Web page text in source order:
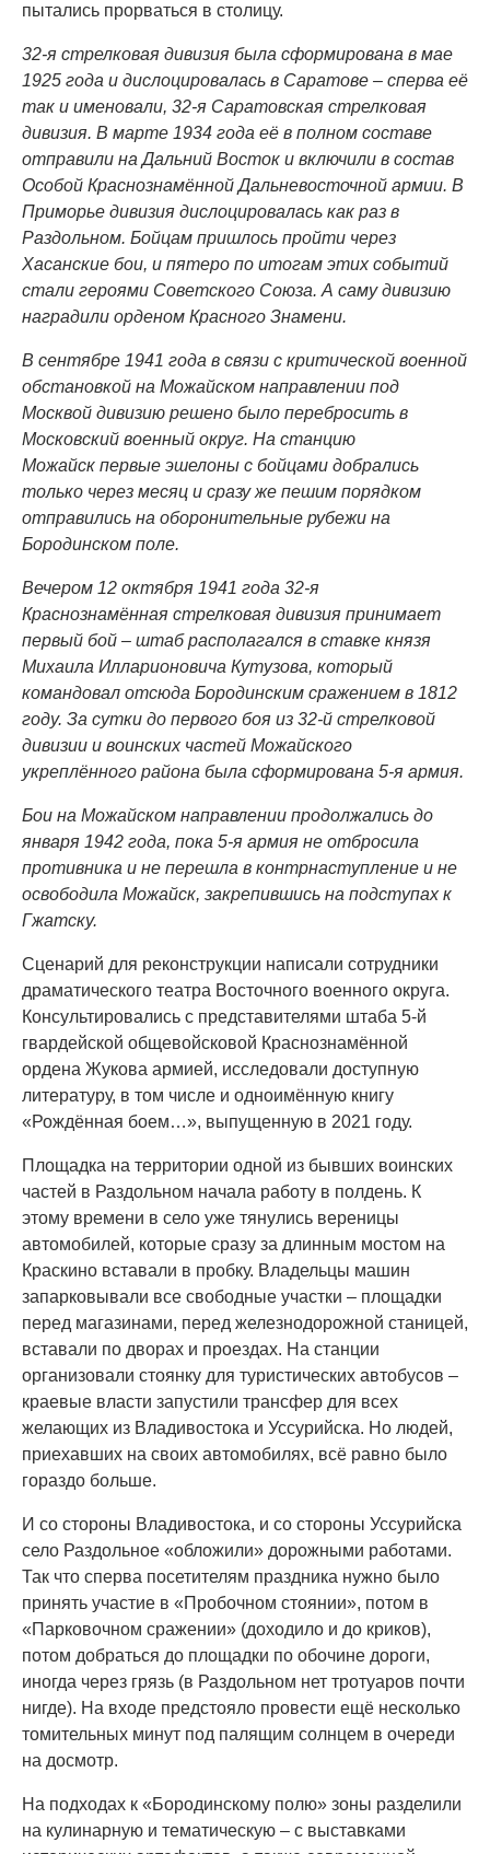
пытались прорваться в столицу.
32-я стрелковая дивизия была сформирована в мае
1925 года и дислоцировалась в Саратове – сперва её
так и именовали, 32-я Саратовская стрелковая
дивизия. В марте 1934 года её в полном составе
отправили на Дальний Восток и включили в состав
Особой Краснознамённой Дальневосточной армии. В
Приморье дивизия дислоцировалась как раз в
Раздольном. Бойцам пришлось пройти через
Хасанские бои, и пятеро по итогам этих событий
стали героями Советского Союза. А саму дивизию
наградили орденом Красного Знамени.
В сентябре 1941 года в связи с критической военной
обстановкой на Можайском направлении под
Москвой дивизию решено было перебросить в
Московский военный округ. На станцию
Можайск первые эшелоны с бойцами добрались
только через месяц и сразу же пешим порядком
отправились на оборонительные рубежи на
Бородинском поле.
Вечером 12 октября 1941 года 32-я
Краснознамённая стрелковая дивизия принимает
первый бой – штаб располагался в ставке князя
Михаила Илларионовича Кутузова, который
командовал отсюда Бородинским сражением в 1812
году. За сутки до первого боя из 32-й стрелковой
дивизии и воинских частей Можайского
укреплённого района была сформирована 5-я армия.
Бои на Можайском направлении продолжались до
января 1942 года, пока 5-я армия не отбросила
противника и не перешла в контрнаступление и не
освободила Можайск, закрепившись на подступах к
Гжатску.
Сценарий для реконструкции написали сотрудники
драматического театра Восточного военного округа.
Консультировались с представителями штаба 5-й
гвардейской общевойсковой Краснознамённой
ордена Жукова армией, исследовали доступную
литературу, в том числе и одноимённую книгу
«Рождённая боем…», выпущенную в 2021 году.
Площадка на территории одной из бывших воинских
частей в Раздольном начала работу в полдень. К
этому времени в село уже тянулись вереницы
автомобилей, которые сразу за длинным мостом на
Краскино вставали в пробку. Владельцы машин
запарковывали все свободные участки – площадки
перед магазинами, перед железнодорожной станицей,
вставали по дворах и проездах. На станции
организовали стоянку для туристических автобусов –
краевые власти запустили трансфер для всех
желающих из Владивостока и Уссурийска. Но людей,
приехавших на своих автомобилях, всё равно было
гораздо больше.
И со стороны Владивостока, и со стороны Уссурийска
село Раздольное «обложили» дорожными работами.
Так что сперва посетителям праздника нужно было
принять участие в «Пробочном стоянии», потом в
«Парковочном сражении» (доходило и до криков),
потом добраться до площадки по обочине дороги,
иногда через грязь (в Раздольном нет тротуаров почти
нигде). На входе предстояло провести ещё несколько
томительных минут под палящим солнцем в очереди
на досмотр.
На подходах к «Бородинскому полю» зоны разделили
на кулинарную и тематическую – с выставками